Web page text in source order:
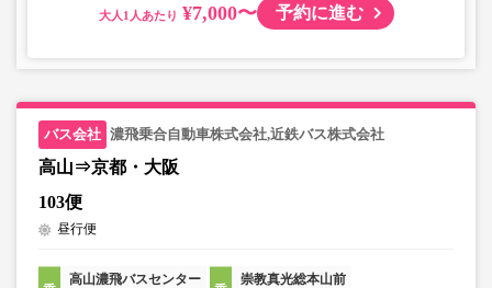
大人 ¥7,000〜 予約に進む
濃飛乗合自動車株式会社,近鉄バス株式会社
高山⇒京都・大阪
103便
昼行便
高山濃飛バスセンター
崇教真光総本山前